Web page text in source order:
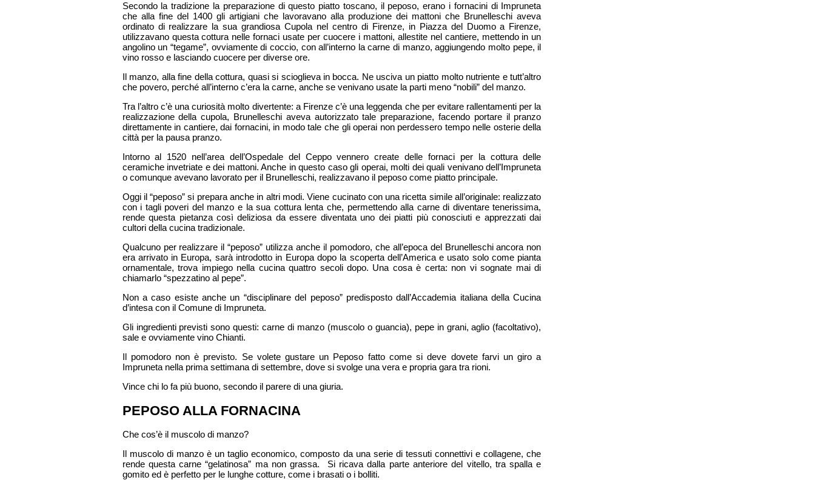
Secondo la tradizione la preparazione di questo piatto toscano, il peposo, erano i fornacini di Impruneta
che alla fine del 1400 gli artigiani che lavoravano alla produzione dei mattoni che Brunelleschi aveva
ordinato di realizzare la sua grandiosa Cupola nel centro di Firenze, in Piazza del Duomo a Firenze,
utilizzavano questa cottura nelle fornaci usate per cuocere i mattoni, allestite nel cantiere, mettendo in un
angolino un “tegame”, ovviamente di coccio, con all’interno la carne di manzo, aggiungendo molto pepe, il
vino rosso e lasciando cuocere per diverse ore.
Il manzo, alla fine della cottura, quasi si scioglieva in bocca. Ne usciva un piatto molto nutriente e tutt’altro
che povero, perché all’interno c’era la carne, anche se venivano usate la parti meno “nobili” del manzo.
Tra l’altro c’è una curiosità molto divertente: a Firenze c’è una leggenda che per evitare rallentamenti per la
realizzazione della cupola, Brunelleschi aveva autorizzato tale preparazione, facendo portare il pranzo
direttamente in cantiere, dai fornacini, in modo tale che gli operai non perdessero tempo nelle osterie della
città per la pausa pranzo.
Intorno al 1520 nell’area dell’Ospedale del Ceppo vennero create delle fornaci per la cottura delle
ceramiche invetriate e dei mattoni. Anche in questo caso gli operai, molti dei quali venivano dell’Impruneta
o comunque avevano lavorato per il Brunelleschi, realizzavano il peposo come piatto principale.
Oggi il “peposo” si prepara anche in altri modi. Viene cucinato con una ricetta simile all’originale: realizzato
con i tagli poveri del manzo e la sua cottura lenta che, permettendo alla carne di diventare tenerissima,
rende questa pietanza così deliziosa da essere diventata uno dei piatti più conosciuti e apprezzati dai
cultori della cucina tradizionale.
Qualcuno per realizzare il “peposo” utilizza anche il pomodoro, che all’epoca del Brunelleschi ancora non
era arrivato in Europa, sarà introdotto in Europa dopo la scoperta dell’America e usato solo come pianta
ornamentale, trova impiego nella cucina quattro secoli dopo. Una cosa è certa: non vi sognate mai di
chiamarlo “spezzatino al pepe”.
Non a caso esiste anche un “disciplinare del peposo” predisposto dall’Accademia italiana della Cucina
d’intesa con il Comune di Impruneta.
Gli ingredienti previsti sono questi: carne di manzo (muscolo o guancia), pepe in grani, aglio (facoltativo),
sale e ovviamente vino Chianti.
Il pomodoro non è previsto. Se volete gustare un Peposo fatto come si deve dovete farvi un giro a
Impruneta nella prima settimana di settembre, dove si svolge una vera e propria gara tra rioni.
Vince chi lo fa più buono, secondo il parere di una giuria.
PEPOSO ALLA FORNACINA
Che cos’è il muscolo di manzo?
Il muscolo di manzo è un taglio economico, composto da una serie di tessuti connettivi e collagene, che
rende questa carne “gelatinosa” ma non grassa. Si ricava dalla parte anteriore del vitello, tra spalla e
gomito ed è perfetto per le lunghe cotture, come i brasati o i bolliti.